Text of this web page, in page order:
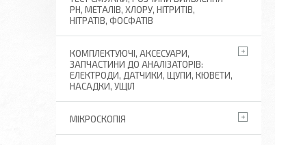
РН, МЕТАЛІВ, ХЛОРУ, НІТРИТІВ,
НІТРАТІВ, ФОСФАТІВ
КОМПЛЕКТУЮЧІ, АКСЕСУАРИ,
ЗАПЧАСТИНИ ДО АНАЛІЗАТОРІВ:
ЕЛЕКТРОДИ, ДАТЧИКИ, ЩУПИ, КЮВЕТИ,
НАСАДКИ, УЩІЛ
МІКРОСКОПІЯ